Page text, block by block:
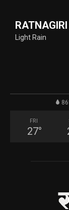
RATNAGIRI
Light Rain
FRI
27°